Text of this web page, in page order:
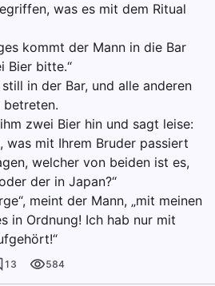
was es mit dem Ritual
kommt der Mann in die Bar
Bier bitte.“
in der Bar, und alle anderen
betreten.
zwei Bier hin und sagt leise:
was mit Ihrem Bruder passiert
welcher von beiden ist es,
der in Japan?“
meint der Mann, „mit meinen
in Ordnung! Ich hab nur mit
13 584